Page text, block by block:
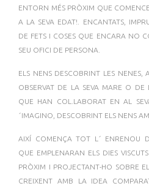
ENTORN MÉS PRÒXIM QUE
A LA SEVA EDAT!. ENCANTATS,
DE FETS I COSES QUE ENCARA NO
SEU OFICI DE PERSONA.
ELS NENS DESCOBRINT LES NENES,
OBSERVAT DE LA SEVA MARE O DE
QUE HAN COL.LABORAT EN AL
´IMAGINO, DESCOBRINT ELS NENS
AIXÍ COMENÇA TOT L´ ENRENOU
QUE EMPLENARAN ELS DIES
PRÒXIM I PROJECTANT-HO SOBRE
CREIXENT AMB LA IDEA